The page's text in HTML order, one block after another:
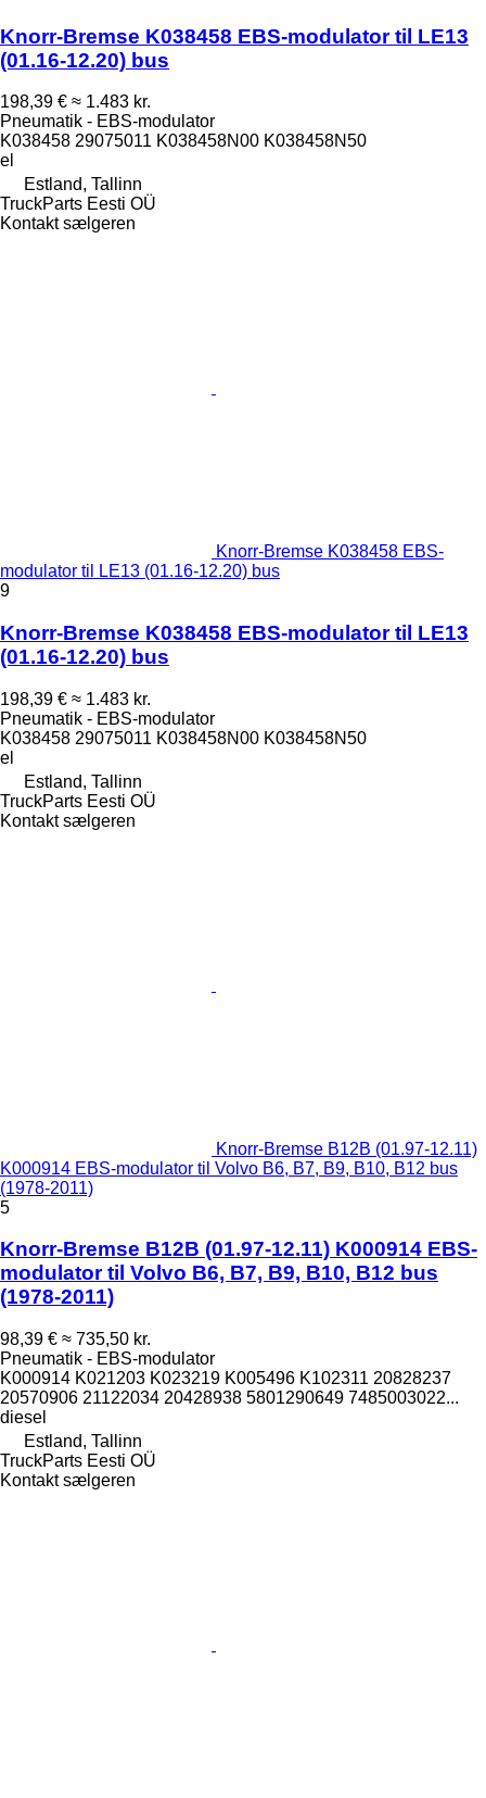
Knorr-Bremse K038458 EBS-modulator til LE13
(01.16-12.20) bus
198,39 € ≈ 1.483 kr.
Pneumatik - EBS-modulator
K038458 29075011 K038458N00 K038458N50
el
Estland, Tallinn
TruckParts Eesti OÜ
Kontakt sælgeren
Knorr-Bremse K038458 EBS-
modulator til LE13 (01.16-12.20) bus
9
Knorr-Bremse K038458 EBS-modulator til LE13
(01.16-12.20) bus
198,39 € ≈ 1.483 kr.
Pneumatik - EBS-modulator
K038458 29075011 K038458N00 K038458N50
el
Estland, Tallinn
TruckParts Eesti OÜ
Kontakt sælgeren
Knorr-Bremse B12B (01.97-12.11)
K000914 EBS-modulator til Volvo B6, B7, B9, B10, B12 bus
(1978-2011)
5
Knorr-Bremse B12B (01.97-12.11) K000914 EBS-
modulator til Volvo B6, B7, B9, B10, B12 bus
(1978-2011)
98,39 € ≈ 735,50 kr.
Pneumatik - EBS-modulator
K000914 K021203 K023219 K005496 K102311 20828237
20570906 21122034 20428938 5801290649 7485003022...
diesel
Estland, Tallinn
TruckParts Eesti OÜ
Kontakt sælgeren